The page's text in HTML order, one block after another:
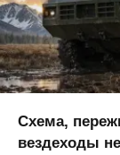
Схема,
вездеходы